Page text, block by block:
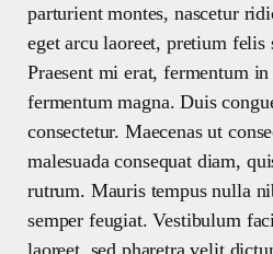
parturient montes, nascetur
eget arcu laoreet, pretium felis
Praesent mi erat, fermentum
fermentum magna. Duis
consectetur. Maecenas ut
malesuada consequat diam,
rutrum. Mauris tempus nulla
semper feugiat. Vestibulum
laoreet, sed pharetra velit